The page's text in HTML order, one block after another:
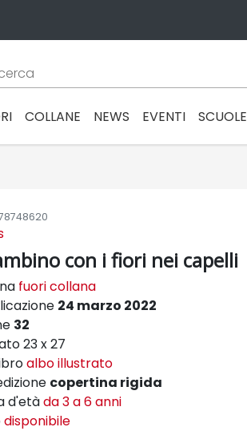
COLLANE NEWS EVENTI SCUOLE
con i fiori nei capelli
fuori collana
24 marzo 2022
32
23 x 27
albo illustrato
copertina rigida
d'etàda 3 a 6 anni
disponibile